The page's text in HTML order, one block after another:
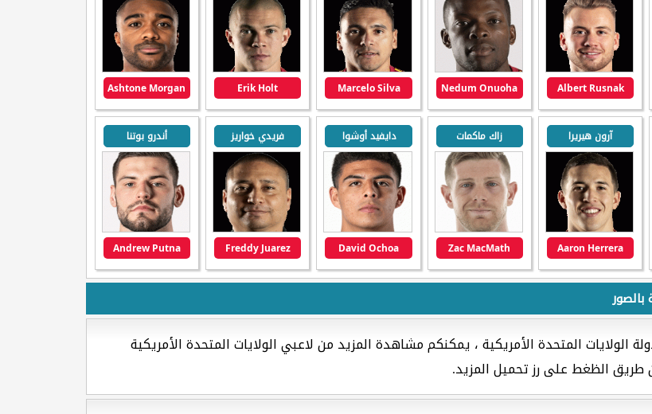
Albert Rusnak
Nedum Onuoha
Marcelo Silva
Erik Holt
Ashtone Morgan
آرون هيريرا
Aaron Herrera
زاك ماكمات
Zac MacMath
دايفيد أوشوا
David Ochoa
فريدي خواريز
Freddy Juarez
أندرو بوتنا
Andrew Putna
المتحدة الأمريكية ، يمكنكم مشاهدة المزيد من لاعبي الولايات المتحدة الأمريكية
طريق الظغط على رز تحميل المزيد.